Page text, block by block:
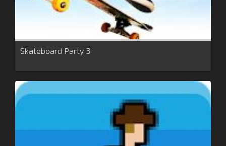
Skateboard Party 3